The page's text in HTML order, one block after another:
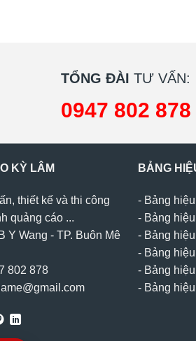
TỔNG ĐÀI TƯ VẤN:
0947 802 878
KỲ LÂM
thiết kế và thi công
quảng cáo ...
Y Wang - TP. Buôn Mê
802 878
BẢNG
- Bảng
- Bảng
- Bảng
- Bảng
- Bảng
- Bảng